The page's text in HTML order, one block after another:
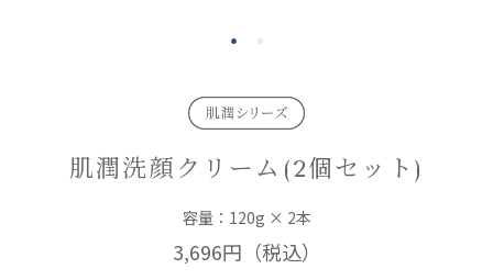
肌潤洗顔クリーム(2個セット)
容量：120g × 2本
3,696円 （税込）